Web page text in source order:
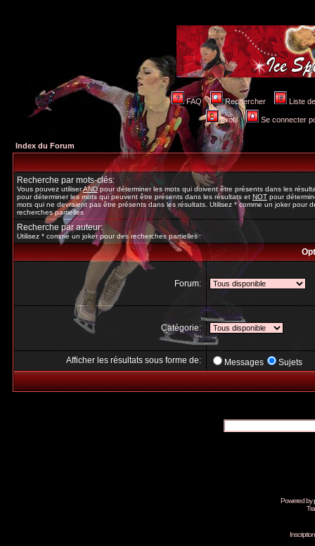
FAQ Rechercher Liste
Profil Se connecter
Index du Forum
Recherche par mots-clés:
Vous pouvez utiliserANDpour déterminer les mots qui doivent être présents dans les
pour déterminer les mots qui peuvent être présents dans les résultats etNOTpour
mots qui ne devraient pas être présents dans les résultats. Utilisez * comme un joker pour
recherches partielles
Recherche par auteur:
Utilisez * comme un joker pour des recherches partielles
Forum:
Catégorie:
Afficher les résultats sous forme de: Messages Sujets
Powered by